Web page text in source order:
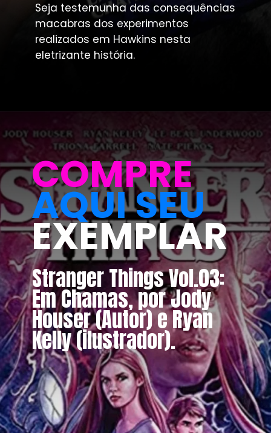
Seja testemunha das consequências
macabras dos experimentos
realizados em Hawkins nesta
eletrizante história.
COMPRE
AQUI SEU
EXEMPLAR
Stranger Things Vol.03:
Em Chamas, por Jody
Houser (Autor) e Ryan
Kelly (ilustrador).